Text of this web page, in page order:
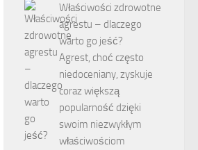
Właściwości zdrowotne
agrestu – dlaczego
warto go jeść?
Agrest, choć często
niedoceniany, zyskuje
coraz większą
popularność dzięki
swoim niezwykłym
właściwościom